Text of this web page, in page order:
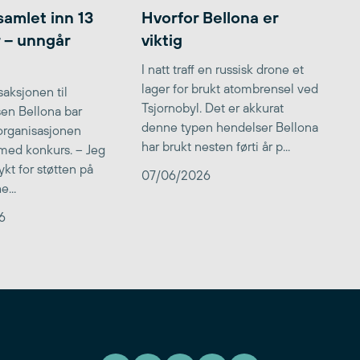
inn 13
unngår
til
Bellona bar
konkurs. – Jeg
for støtten på
Hvorfor Bellona er
viktig
I natt traff en russisk drone et
lager for brukt atombrensel ved
Tsjornobyl. Det er akkurat
denne typen hendelser Bellona
har brukt nesten førti år p...
07/06/2026